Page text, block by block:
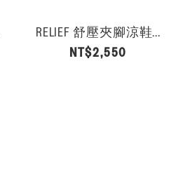
RELIEF 舒壓夾腳涼鞋...
NT$2,550